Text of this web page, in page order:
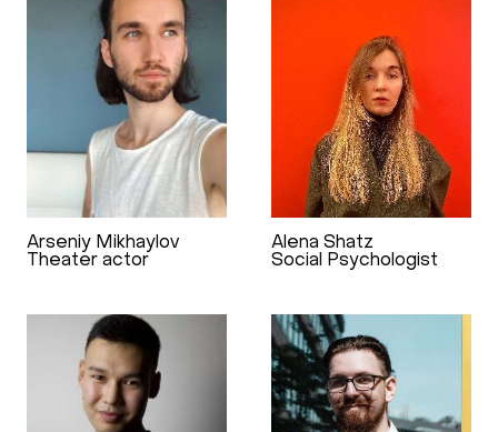
Arseniy Mikhaylov
Theater actor
Alena Shatz
Social Psychologist